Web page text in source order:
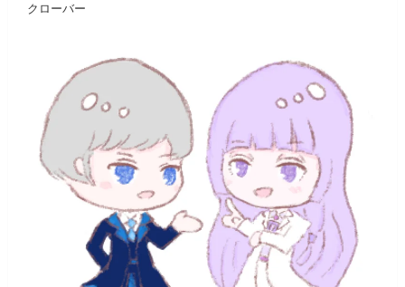
クローバー